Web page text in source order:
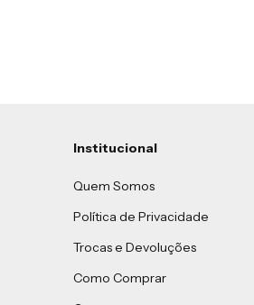
Institucional
Quem Somos
Política de Privacidade
Trocas e Devoluções
Como Comprar